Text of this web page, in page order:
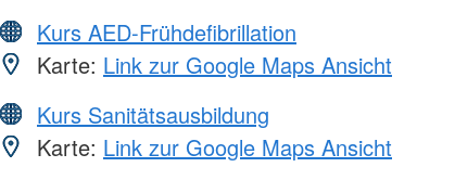
Kurs AED-Frühdefibrillation
Karte: Link zur Google Maps Ansicht
Kurs Sanitätsausbildung
Karte: Link zur Google Maps Ansicht